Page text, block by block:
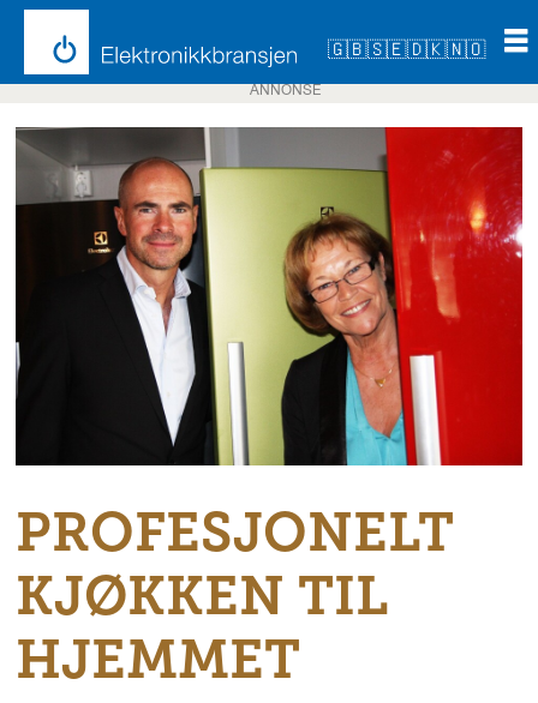
🇬🇧🇸🇪🇩🇰🇳🇴
ANNONSE
PROFESJONELT
KJØKKEN TIL
HJEMMET